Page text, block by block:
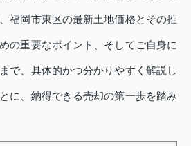
福岡市東区の最新土地価格とその推
の重要なポイント、そしてご自身に
で、具体的かつ分かりやすく解説し
に、納得できる売却の第一歩を踏み